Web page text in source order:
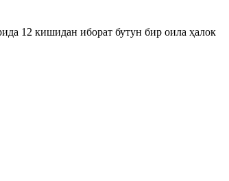
12 кишидан иборат бутун бир оила ҳалок